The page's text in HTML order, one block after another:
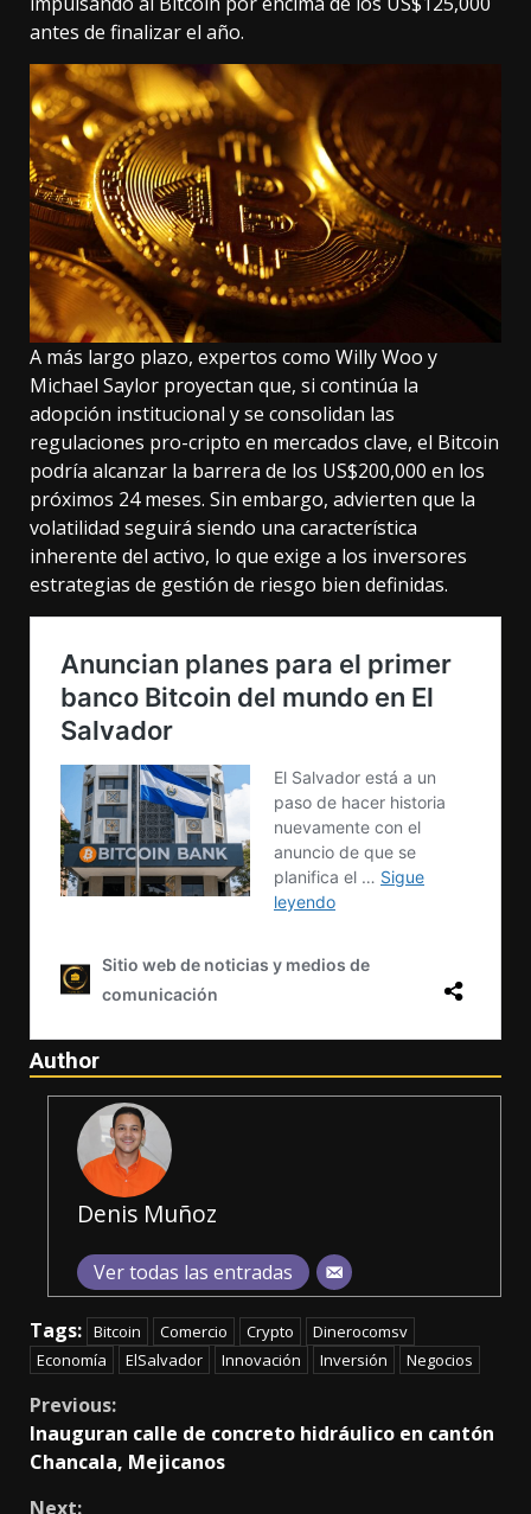
antes de finalizar el año.
A más largo plazo, expertos como Willy Woo y
Michael Saylor proyectan que, si continúa la
adopción institucional y se consolidan las
regulaciones pro-cripto en mercados clave, el Bitcoin
podría alcanzar la barrera de los US$200,000 en los
próximos 24 meses. Sin embargo, advierten que la
volatilidad seguirá siendo una característica
inherente del activo, lo que exige a los inversores
estrategias de gestión de riesgo bien definidas.
Author
Denis Muñoz
Ver todas las entradas
Tags: Bitcoin Comercio Crypto
Dinerocomsv
Economía
ElSalvador Innovación Inversión Negocios
Continue
Reading
Previous:
Inauguran calle de concreto hidráulico en cantón
Chancala, Mejicanos
Next: